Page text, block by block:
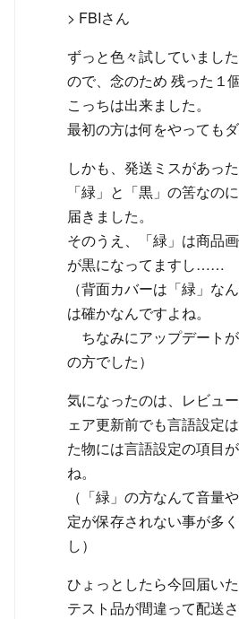
> FBIさん
ずっと色々試していまし
ので、念のため 残った１
こっちは出来ました。
最初の方は何をやってもダ
しかも、発送ミスがあっ
「緑」と「黒」の筈なの
届きました。
そのうえ、「緑」は商品
が黒になってますし……
（背面カバーは「緑」な
は確かなんですよね。
ちなみにアップデート
の方でした）
気になったのは、レビュ
ェア更新前でも言語設定
た物には言語設定の項目
ね。
（「緑」の方なんて音量
定が保存されない事が多
し）
ひょっとしたら今回届い
テスト品が間違って配送